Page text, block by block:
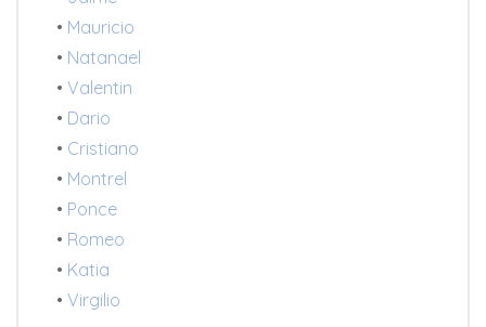
• Mauricio
• Natanael
• Valentin
• Dario
• Cristiano
• Montrel
• Ponce
• Romeo
• Katia
• Virgilio